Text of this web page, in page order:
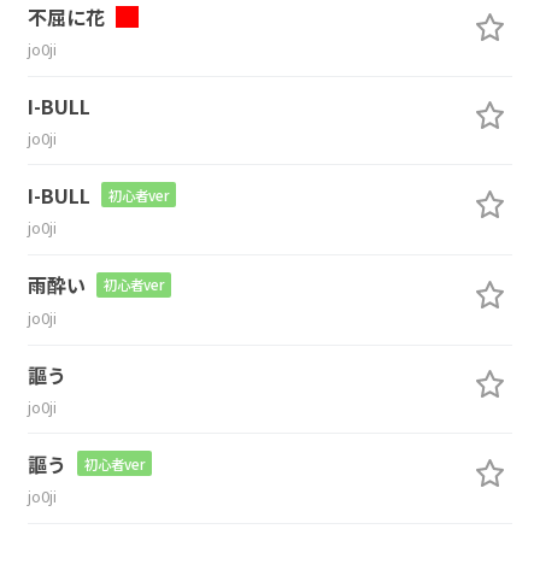
不屈に花
jo0ji
I-BULL
jo0ji
I-BULL 初心者ver
jo0ji
雨酔い 初心者ver
jo0ji
謳う
jo0ji
謳う 初心者ver
jo0ji